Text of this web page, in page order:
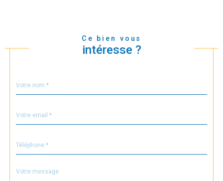
Ce bien vous
intéresse ?
par
*
*
*
Fieldset
Message
*